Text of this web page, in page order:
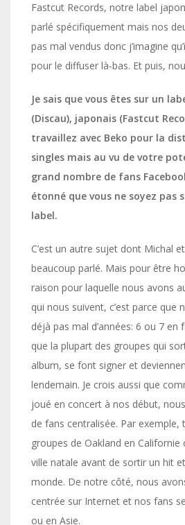
Fastcut Records, notre label
parlé spécifiquement mais nos
pas mal vendus donc j’imagine
pour le diffuser là-bas. Et puis,
Je sais que vous êtes sur un
(Discau), japonais (Fastcut
travaillez avec Beko pour la
singles mais au vu de votre
grand nombre de fans
étonné que vous ne soyez pas
label.
C’est un autre sujet dont Michal
beaucoup parlé. Mais pour être
raison pour laquelle nous avons
qui nous suivent, c’est parce que
déjà pas mal d’années: 6 ou 7 en
que la plupart des groupes qui
album, se font signer et
lendemain. Je crois aussi que
joué en concert à nos début,
de fans centralisée. Par exemple,
groupes de Oakland en
ville natale avant de sortir un hit
monde. De notre côté, nous
centrée sur Internet et nos fans
ou en Asie.